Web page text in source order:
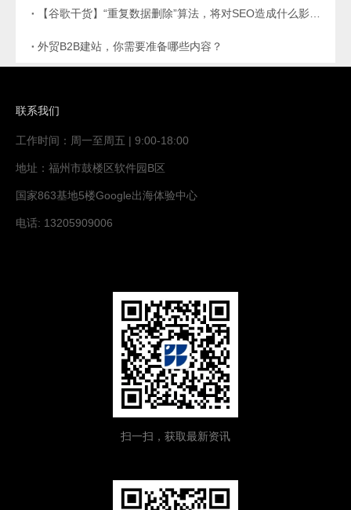
【谷歌干货】“重复数据删除”算法，将对SEO造成什么影响？
外贸B2B建站，你需要准备哪些内容？
联系我们
工作时间：周一至周五 | 9:00-18:00
地址：福州市鼓楼区软件园B区
国家863基地5楼Google出海体验中心
电话: 13205909006
扫一扫，获取最新资讯